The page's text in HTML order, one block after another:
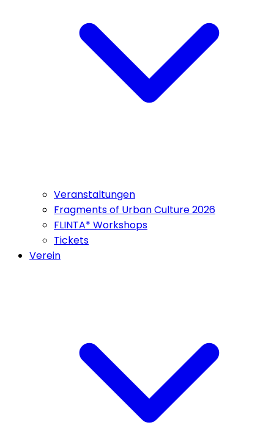
Veranstaltungen
Fragments of Urban Culture 2026
FLINTA* Workshops
Tickets
Verein